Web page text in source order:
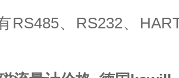
RS485、 RS232、